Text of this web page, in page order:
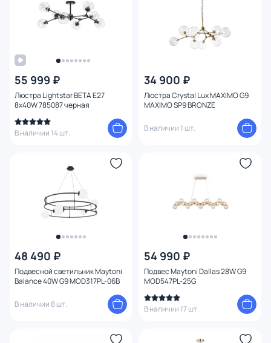
55 999 ₽
Люстра Lightstar BETA E27
8x40W 785087 черная
В наличии 14 шт.
34 900 ₽
Люстра Crystal Lux MAXIMO G9
MAXIMO SP9 BRONZE
В наличии 1 шт.
48 490 ₽
Подвесной светильник Maytoni
Balance 40W G9 MOD317PL-06B
В наличии 8 шт.
54 990 ₽
Подвес Maytoni Dallas 28W G9
MOD547PL-25G
В наличии 17 шт.